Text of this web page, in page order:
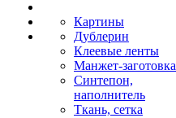
Картины
Дублерин
Клеевые ленты
Манжет-заготовка
Синтепон,
наполнитель
Ткань, сетка